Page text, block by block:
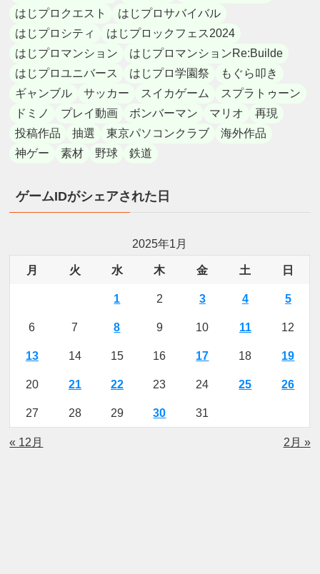
はじプロクエスト
はじプロサバイバル
はじプロシティ
はじプロックフェス2024
はじプロマンション
はじプロマンションRe:Builde
はじプロユニバース
はじプロ学園祭
もぐら叩き
ギャンブル
サッカー スイカゲーム
スプラトゥーン
ドミノ
プレイ動画 ボンバーマン マリオ
再現
投稿作品
抽選 東京パソコンクラブ
海外作品
神ゲー
素材 野球 鉄道
ゲームIDがシェアされた日
2025年1月
月 火 水 木 金 土 日
1 2 3 4 5
6 7 8 9 10 11 12
13 14 15 16 17 18 19
20 21 22 23 24 25 26
27 28 29 30 31
« 12月 2月 »